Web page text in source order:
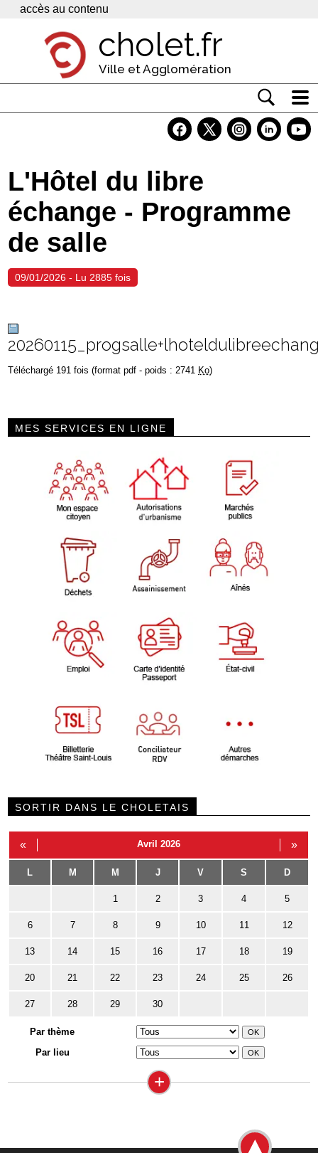
Panneau de gestion des cookies
accès au contenu
cholet.fr
Ville et Agglomération
Economie
Services
Contacts
L'Hôtel du libre
échange - Programme
de salle
09/01/2026 - Lu 2885 fois
Téléchargé 191 fois (format pdf - poids : 2741 Ko)
MES SERVICES EN LIGNE
SORTIR DANS LE CHOLETAIS
« Avril 2026 »
L M M J V S D
1 2 3 4 5
6 7 8 9 10 11 12
13 14 15 16 17 18 19
20 21 22 23 24 25 26
27 28 29 30
Par thème
Par lieu
+